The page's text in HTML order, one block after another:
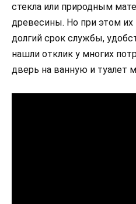
стекла или природным
древесины. Но при этом
долгий срок службы,
нашли отклик у многих
дверь на ванную и туалет